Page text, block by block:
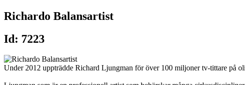
Richardo Balansartist
Id: 7223
Under 2012 uppträdde Richard Ljungman för över 100 miljoner tv-tittare på